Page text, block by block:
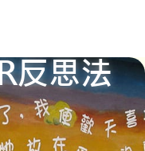
反思法